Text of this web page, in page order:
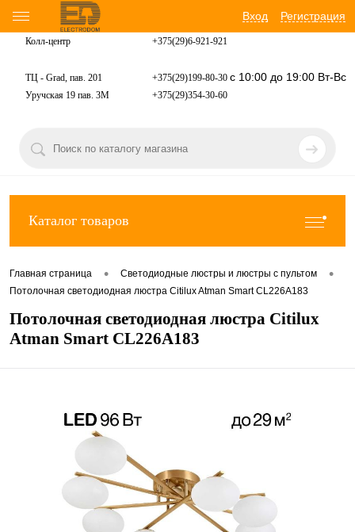
Вход Регистрация
Колл-центр +375(29)6-921-921
ТЦ - Grad, пав. 201 +375(29)199-80-30 с 10:00 до 19:00 Вт-Вс
Уручская 19 пав. 3М +375(29)354-30-60
Каталог товаров
Главная страница • Светодиодные люстры и люстры с пультом •
Потолочная светодиодная люстра Citilux Atman Smart CL226A183
Потолочная светодиодная люстра Citilux
Atman Smart CL226A183